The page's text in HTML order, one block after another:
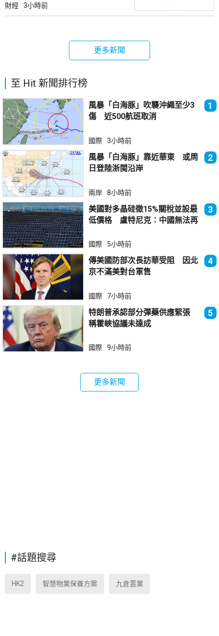
財經 3小時前
更多新聞
至 Hit 新聞排行榜
風暴「白海豚」吹襲沖繩至少3
傷 近500航班取消
1
國際 3小時前
風暴「白海豚」靠近華東 或周
日登陸浙閩沿岸
2
兩岸 8小時前
美國對多晶硅徵15%關稅並設最
低價格 盧特尼克：中國無法再
3
國際 5小時前
傳美國防部次長訪華受阻 因北
京不滿美對台軍售
4
國際 7小時前
特朗普承認部分彈藥供應緊張
稱霍峽協議未達成
5
國際 9小時前
更多新聞
#話題搜尋
HK2 智慧物業保養方案 九倉置業